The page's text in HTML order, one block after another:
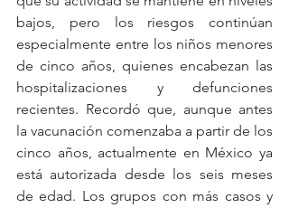
bajos, pero los riesgos continúan
especialmente entre los niños menores
de cinco años, quienes encabezan las
hospitalizaciones y defunciones
recientes. Recordó que, aunque antes
la vacunación comenzaba a partir de los
cinco años, actualmente en México ya
está autorizada desde los seis meses
de edad. Los grupos con más casos y